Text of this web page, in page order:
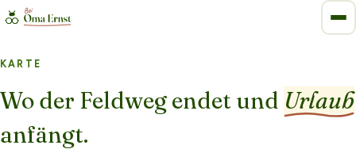
KARTE
Wo der Feldweg endet und Urlaub
anfängt.